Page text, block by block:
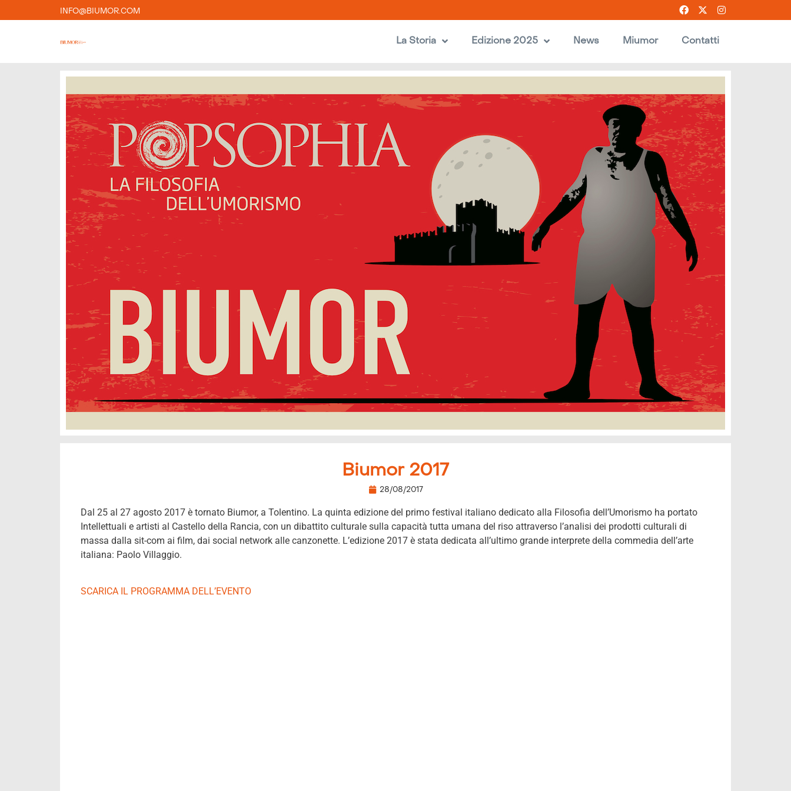
INFO@BIUMOR.COM
La Storia Edizione 2025 News Miumor Contatti
Biumor 2017
28/08/2017
Dal 25 al 27 agosto 2017 è tornato Biumor, a Tolentino. La quinta edizione del primo festival italiano dedicato alla Filosofia dell’Umorismo ha portato
Intellettuali e artisti al Castello della Rancia, con un dibattito culturale sulla capacità tutta umana del riso attraverso l’analisi dei prodotti culturali di
massa dalla sit-com ai film, dai social network alle canzonette. L’edizione 2017 è stata dedicata all’ultimo grande interprete della commedia dell’arte
italiana: Paolo Villaggio.
SCARICA IL PROGRAMMA DELL’EVENTO